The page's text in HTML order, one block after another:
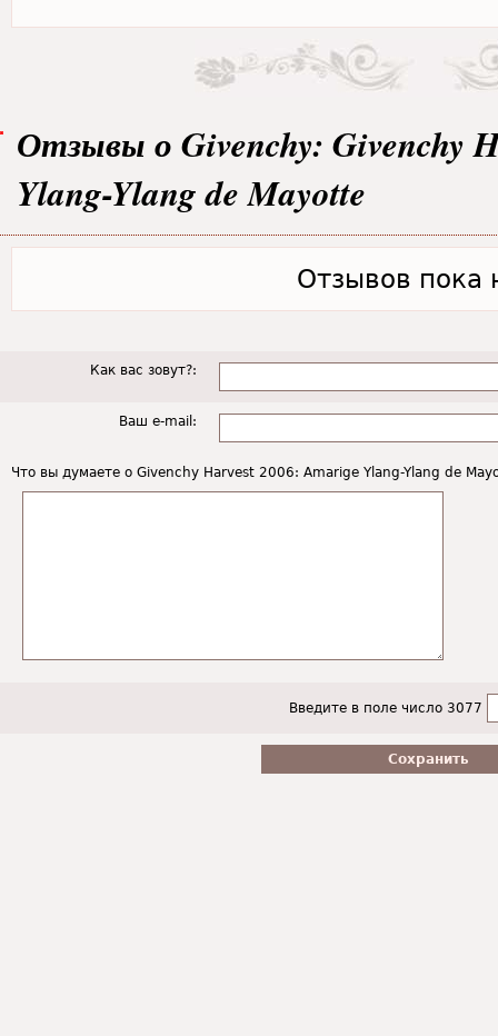
Отзывы о Givenchy: Givenchy
Ylang-Ylang de Mayotte
Отзывов пока
Как вас зовут?:
Ваш e-mail:
Что вы думаете о Givenchy Harvest 2006: Amarige Ylang-Ylang de
Введите в поле число 3077